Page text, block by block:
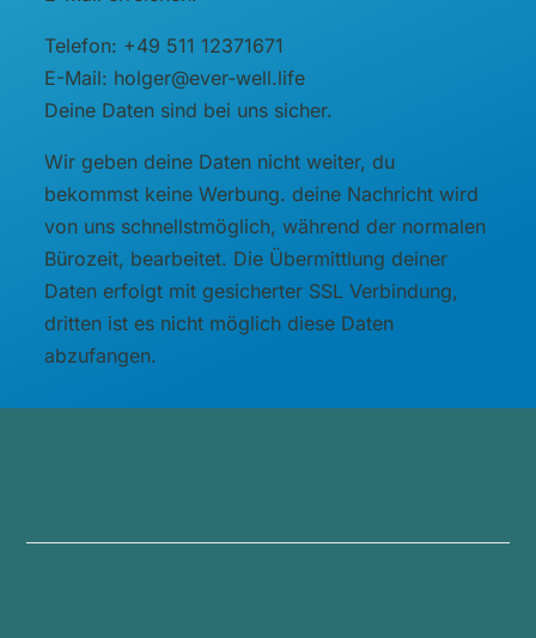
Telefon: +49 511 12371671
E-Mail: holger@ever-well.life
Deine Daten sind bei uns sicher.
Wir geben deine Daten nicht weiter, du
bekommst keine Werbung. deine Nachricht wird
von uns schnellstmöglich, während der normalen
Bürozeit, bearbeitet. Die Übermittlung deiner
Daten erfolgt mit gesicherter SSL Verbindung,
dritten ist es nicht möglich diese Daten
abzufangen.